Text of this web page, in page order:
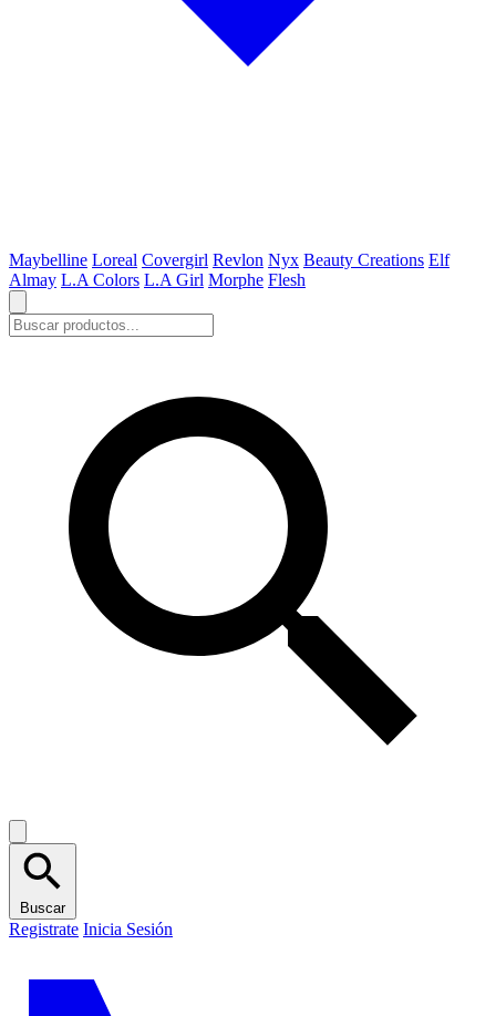
Maybelline Loreal Covergirl Revlon Nyx Beauty Creations Elf
Almay L.A Colors L.A Girl Morphe Flesh
Buscar
Registrate Inicia Sesión